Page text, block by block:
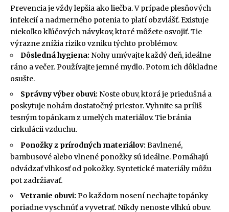
Prevencia je vždy lepšia ako liečba. V prípade plesňových
infekcií a nadmerného potenia to platí obzvlášť. Existuje
niekoľko kľúčových návykov, ktoré môžete osvojiť. Tie
výrazne znížia riziko vzniku týchto problémov.
Dôsledná hygiena: Nohy umývajte každý deň, ideálne
ráno a večer. Používajte jemné mydlo. Potom ich dôkladne
osušte.
Správny výber obuvi: Noste obuv, ktorá je priedušná a
poskytuje nohám dostatočný priestor. Vyhnite sa príliš
tesným topánkam z umelých materiálov. Tie bránia
cirkulácii vzduchu.
Ponožky z prírodných materiálov: Bavlnené,
bambusové alebo vlnené ponožky sú ideálne. Pomáhajú
odvádzať vlhkosť od pokožky. Syntetické materiály môžu
pot zadržiavať.
Vetranie obuvi: Po každom nosení nechajte topánky
poriadne vyschnúť a vyvetrať. Nikdy nenoste vlhkú obuv.